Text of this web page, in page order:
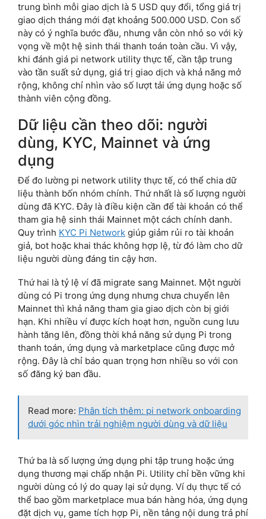
trung bình mỗi giao dịch là 5 USD quy đổi, tổng giá trị
giao dịch tháng mới đạt khoảng 500.000 USD. Con số
này có ý nghĩa bước đầu, nhưng vẫn còn nhỏ so với kỳ
vọng về một hệ sinh thái thanh toán toàn cầu. Vì vậy,
khi đánh giá pi network utility thực tế, cần tập trung
vào tần suất sử dụng, giá trị giao dịch và khả năng mở
rộng, không chỉ nhìn vào số lượt tải ứng dụng hoặc số
thành viên cộng đồng.
Dữ liệu cần theo dõi: người
dùng, KYC, Mainnet và ứng
dụng
Để đo lường pi network utility thực tế, có thể chia dữ
liệu thành bốn nhóm chính. Thứ nhất là số lượng người
dùng đã KYC. Đây là điều kiện cần để tài khoản có thể
tham gia hệ sinh thái Mainnet một cách chính danh.
Quy trình KYC Pi Network giúp giảm rủi ro tài khoản
giả, bot hoặc khai thác không hợp lệ, từ đó làm cho dữ
liệu người dùng đáng tin cậy hơn.
Thứ hai là tỷ lệ ví đã migrate sang Mainnet. Một người
dùng có Pi trong ứng dụng nhưng chưa chuyển lên
Mainnet thì khả năng tham gia giao dịch còn bị giới
hạn. Khi nhiều ví được kích hoạt hơn, nguồn cung lưu
hành tăng lên, đồng thời khả năng sử dụng Pi trong
thanh toán, ứng dụng và marketplace cũng được mở
rộng. Đây là chỉ báo quan trọng hơn nhiều so với con
số đăng ký ban đầu.
Read more: Phân tích thêm: pi network onboarding
dưới góc nhìn trải nghiệm người dùng và dữ liệu
Thứ ba là số lượng ứng dụng phi tập trung hoặc ứng
dụng thương mại chấp nhận Pi. Utility chỉ bền vững khi
người dùng có lý do quay lại sử dụng. Ví dụ thực tế có
thể bao gồm marketplace mua bán hàng hóa, ứng dụng
đặt dịch vụ, game tích hợp Pi, nền tảng nội dung trả phí